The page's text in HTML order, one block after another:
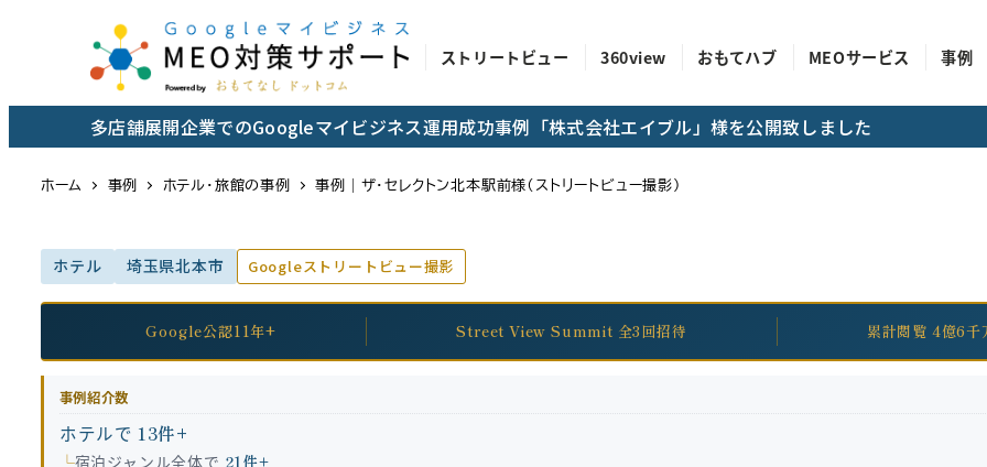
ン
ストリートビュー 360view おもてハブ MEOサービス 事例
多店舗展開企業でのGoogleマイビジネス運用成功事例「株式会社エイブル」様を公開致しました
ホーム 事例 ホテル・旅館の事例 事例｜ザ・セレクトン北本駅前様（ストリートビュー撮影）
ホテル 埼玉県北本市 Googleストリートビュー撮影
Google公認11年+ Street View Summit 全3回招待 累計閲覧 4億6千
事例紹介数
ホテルで 13件+
宿泊ジャンル全体で 21件+